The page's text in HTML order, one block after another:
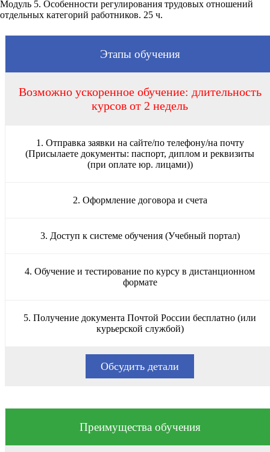
Модуль 5. Особенности регулирования трудовых отношений
отдельных категорий работников. 25 ч.
Этапы обучения
Возможно ускоренное обучение: длительность
курсов от 2 недель
1. Отправка заявки на сайте/по телефону/на почту
(Присылаете документы: паспорт, диплом и реквизиты
(при оплате юр. лицами))
2. Оформление договора и счета
3. Доступ к системе обучения (Учебный портал)
4. Обучение и тестирование по курсу в дистанционном
формате
5. Получение документа Почтой России бесплатно (или
курьерской службой)
Обсудить детали
Преимущества обучения